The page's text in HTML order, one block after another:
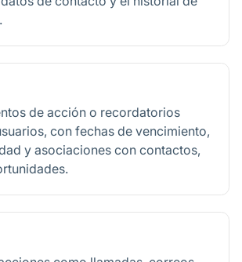
de acción o recordatorios
con fechas de vencimiento,
y asociaciones con contactos,